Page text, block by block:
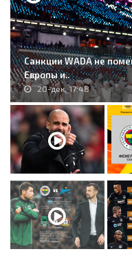
Санкции WADA не
Европы и..
20-дек, 17:48